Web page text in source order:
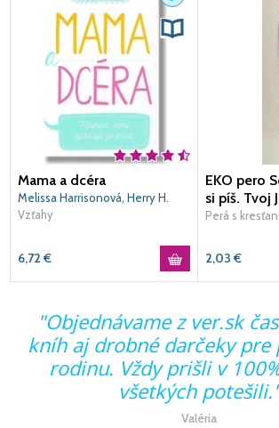
Mama a dcéra
Melissa Harrisonová, Herry H.
Harrison Jr.
Vzťahy
6,72 €
EKO pero
si píš. Tvoj
Perá s
2,03 €
"Objednávame z ver.sk
kníh aj drobné darčeky pre
rodinu. Vždy prišli v
všetkých
Valéria